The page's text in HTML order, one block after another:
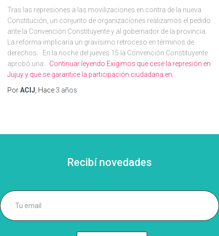
Tras las represiones a las movilizaciones en contra de la nueva
Constitución, un conjunto de organizaciones realizamos el pedido
ante la Convención Constituyente y al gobernador de la provincia.
La reforma implicaría un gravísimo retroceso en términos de
derechos. En la noche del jueves 15 la Convención Constituyente
aprobó una… Continuar leyendo Exigimos que cese la represión en
Jujuy y que se garantice la participación ciudadana en…
PorACIJ, Hace 3 años
Recibí novedades